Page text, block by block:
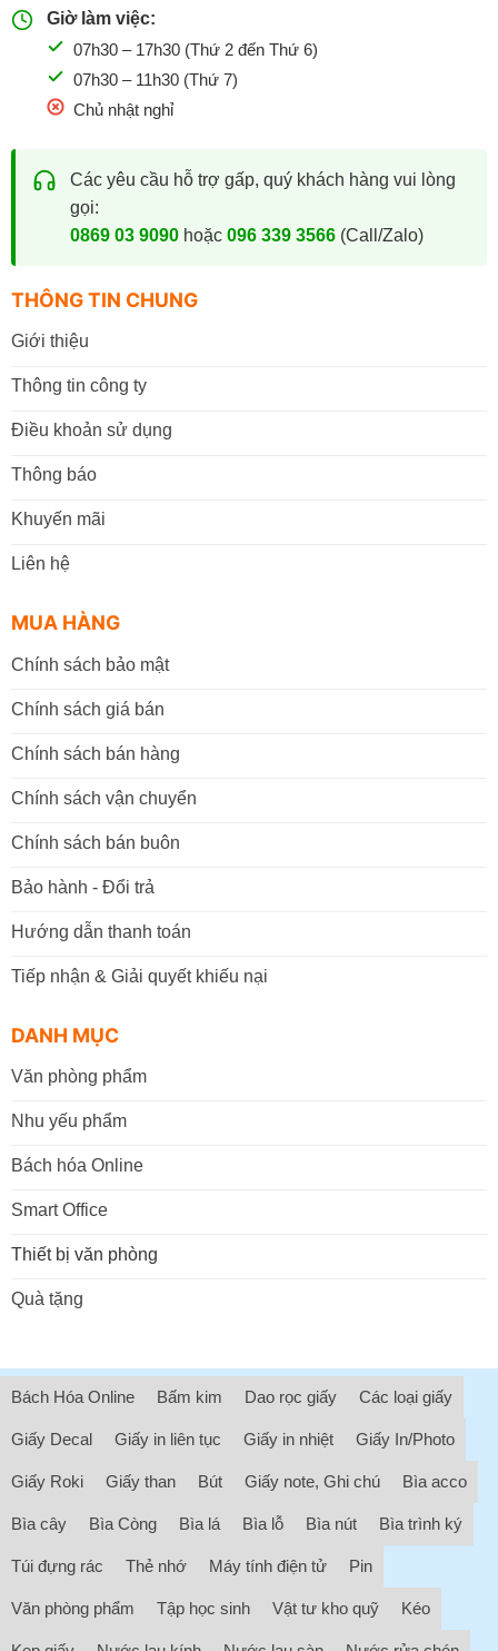
đường Tán Kế, Phường An Hội, TP Bến Tre cũ. Hoặc đặt
online qua website, giao hàng nhanh trong ngày tại Bến Tre
cũ và các khu vực lân cận. Với đơn hàng số lượng lớn,
VPP Bến Tre có chính sách giá sỉ riêng cho đại lý, công ty,
Liên hệ ngay hotline 0869.03.9090hoặc096.339.3566để
được tư vấn và báo giá thiết bị văn phòng phù hợp nhất với
nhu cầu của bạn.
Giờ làm việc:
07h30 – 17h30 (Thứ 2 đến Thứ 6)
07h30 – 11h30 (Thứ 7)
Chủ nhật nghỉ
Các yêu cầu hỗ trợ gấp, quý khách hàng vui lòng
gọi:
0869 03 9090hoặc 096 339 3566(Call/Zalo)
THÔNG TIN CHUNG
Giới thiệu
Thông tin công ty
Điều khoản sử dụng
Thông báo
Khuyến mãi
Liên hệ
MUA HÀNG
Chính sách bảo mật
Chính sách giá bán
Chính sách bán hàng
Chính sách vận chuyển
Chính sách bán buôn
Bảo hành - Đổi trả
Hướng dẫn thanh toán
Tiếp nhận & Giải quyết khiếu nại
DANH MỤC
Văn phòng phẩm
Nhu yếu phẩm
Bách hóa Online
Smart Office
Thiết bị văn phòng
Quà tặng
Bách Hóa Online Bấm kim Dao rọc giấy Các loại giấy
Giấy Decal Giấy in liên tục Giấy in nhiệt Giấy In/Photo
Giấy Roki Giấy than Bút Giấy note, Ghi chú Bìa acco
Bìa cây Bìa Còng Bìa lá Bìa lỗ Bìa nút Bìa trình ký
Túi đựng rác Thẻ nhớ Máy tính điện tử Pin
Văn phòng phẩm Tập học sinh Vật tư kho quỹ Kéo